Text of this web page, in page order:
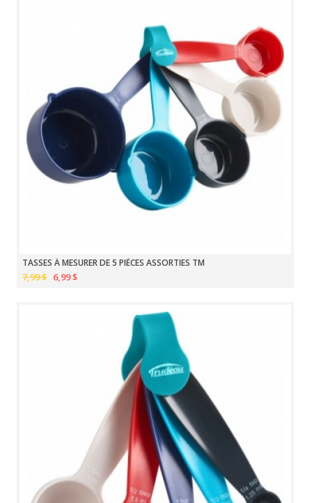
TASSES À MESURER DE 5 PIÈCES ASSORTIES TM
7,99 $ 6,99 $